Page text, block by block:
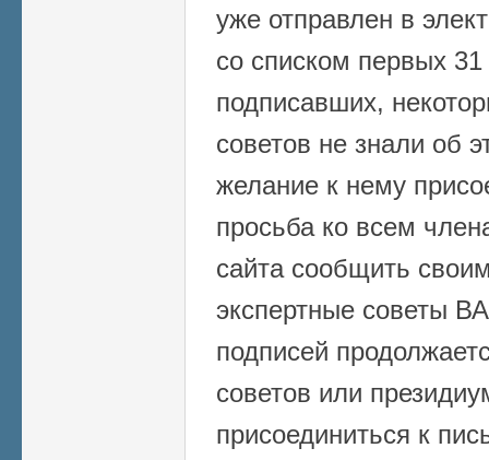
уже отправлен в
со списком первых
подписавших,
советов не знали об
желание к нему
просьба ко всем
сайта сообщить
экспертные советы
подписей
советов или
присоединиться к